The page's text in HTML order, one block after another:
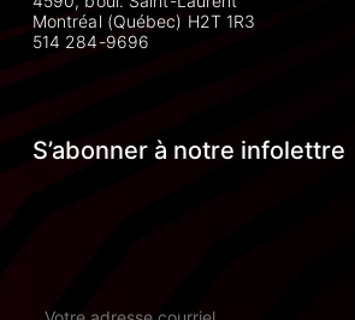
Montréal (Québec) H2T 1R3
514 284-9696
S’abonner à notre infolettre